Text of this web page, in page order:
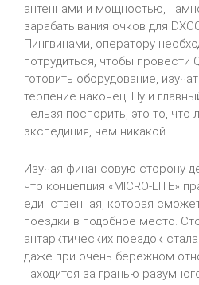
антеннами и мощностью,
зарабатывания очков для
Пингвинами, оператору
потрудиться, чтобы провести
готовить оборудование,
терпение наконец. Ну и
нельзя поспорить, это то, что
экспедиция, чем никакой.
Изучая финансовую сторону
что концепция «MICRO-LITE»
единственная, которая
поездки в подобное место.
антарктических поездок
даже при очень бережном
находится за гранью